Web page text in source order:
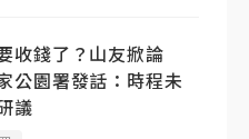
收錢了？山友掀論
園署發話：時程未
議